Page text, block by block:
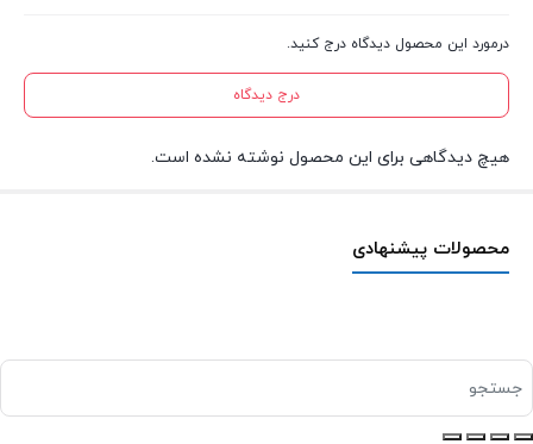
درمورد این محصول دیدگاه درج کنید.
درج دیدگاه
هیچ دیدگاهی برای این محصول نوشته نشده است.
محصولات پیشنهادی